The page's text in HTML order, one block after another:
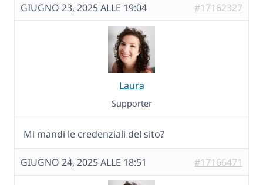
GIUGNO 23, 2025 ALLE 19:04 #17162327
Laura
Supporter
Mi mandi le credenziali del sito?
GIUGNO 24, 2025 ALLE 18:51 #17166471